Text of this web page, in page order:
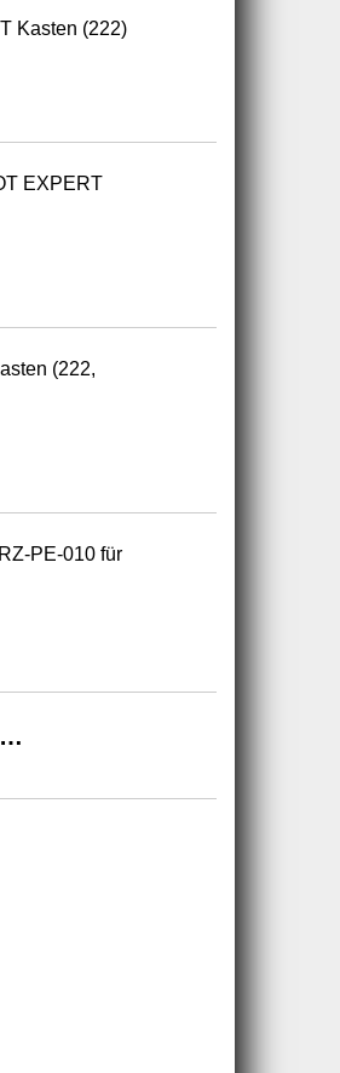
Kasten (222)
EXPERT
(222,
PE-010 für